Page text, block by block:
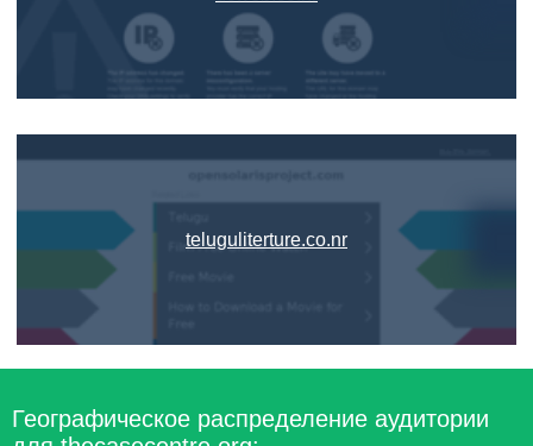
teluguliterture.co.nr
Географическое распределение аудитории